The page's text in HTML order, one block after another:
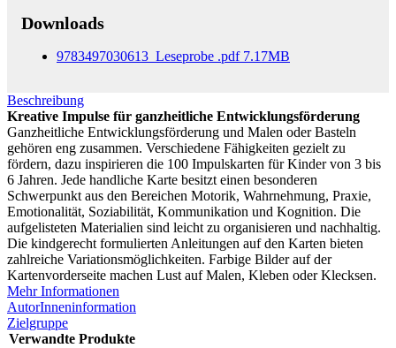
Downloads
9783497030613_Leseprobe .pdf 7.17MB
Beschreibung
Kreative Impulse für ganzheitliche Entwicklungsförderung
Ganzheitliche Entwicklungsförderung und Malen oder Basteln
gehören eng zusammen. Verschiedene Fähigkeiten gezielt zu
fördern, dazu inspirieren die 100 Impulskarten für Kinder von 3 bis
6 Jahren. Jede handliche Karte besitzt einen besonderen
Schwerpunkt aus den Bereichen Motorik, Wahrnehmung, Praxie,
Emotionalität, Soziabilität, Kommunikation und Kognition. Die
aufgelisteten Materialien sind leicht zu organisieren und nachhaltig.
Die kindgerecht formulierten Anleitungen auf den Karten bieten
zahlreiche Variationsmöglichkeiten. Farbige Bilder auf der
Kartenvorderseite machen Lust auf Malen, Kleben oder Klecksen.
Mehr Informationen
AutorInneninformation
Zielgruppe
Verwandte Produkte